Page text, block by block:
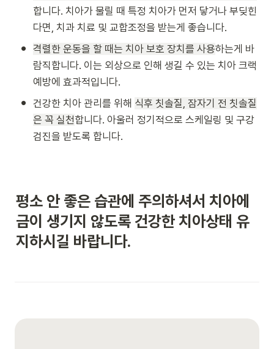
합니다. 치아가 물릴 때 특정 치아가 먼저 닿거나 부딪힌
다면, 치과 치료 및 교합조정을 받는게 좋습니다.
• 격렬한 운동을 할 때는 치아 보호 장치를 사용하는게 바
람직합니다. 이는 외상으로 인해 생길 수 있는 치아 크랙
예방에 효과적입니다.
• 건강한 치아 관리를 위해 식후 칫솔질, 잠자기 전 칫솔질
은 꼭 실천합니다. 아울러 정기적으로 스케일링 및 구강
검진을 받도록 합니다.
평소 안 좋은 습관에 주의하셔서 치아에
금이 생기지 않도록 건강한 치아상태 유
지하시길 바랍니다.